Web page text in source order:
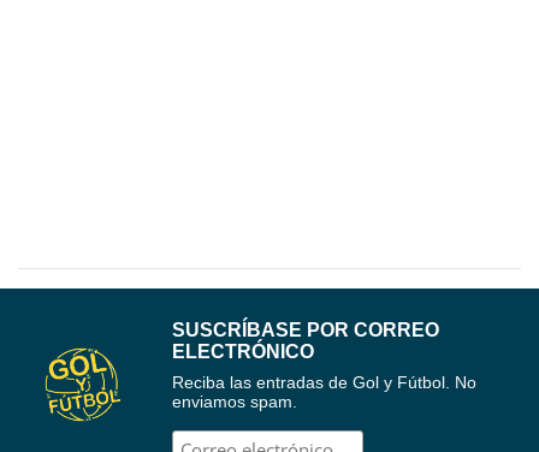
SUSCRÍBASE POR CORREO
ELECTRÓNICO
Reciba las entradas de Gol y Fútbol. No
enviamos spam.